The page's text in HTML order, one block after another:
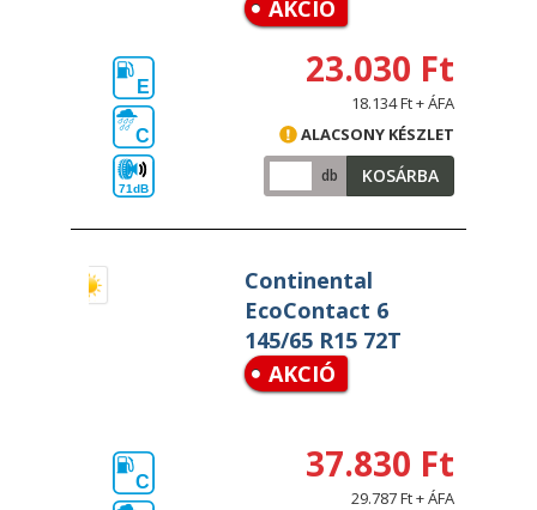
AKCIÓ
E
C
71dB
23.030 Ft
18.134 Ft + ÁFA
ALACSONY KÉSZLET
db KOSÁRBA
Continental
EcoContact 6
145/65 R15 72T
AKCIÓ
C 37.830 Ft
29.787 Ft + ÁFA